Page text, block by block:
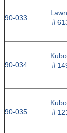
90-033
＃
90-034
＃
90-035
＃